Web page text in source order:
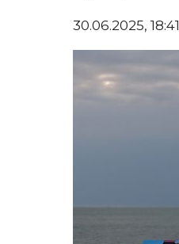
30.06.2025, 18:41